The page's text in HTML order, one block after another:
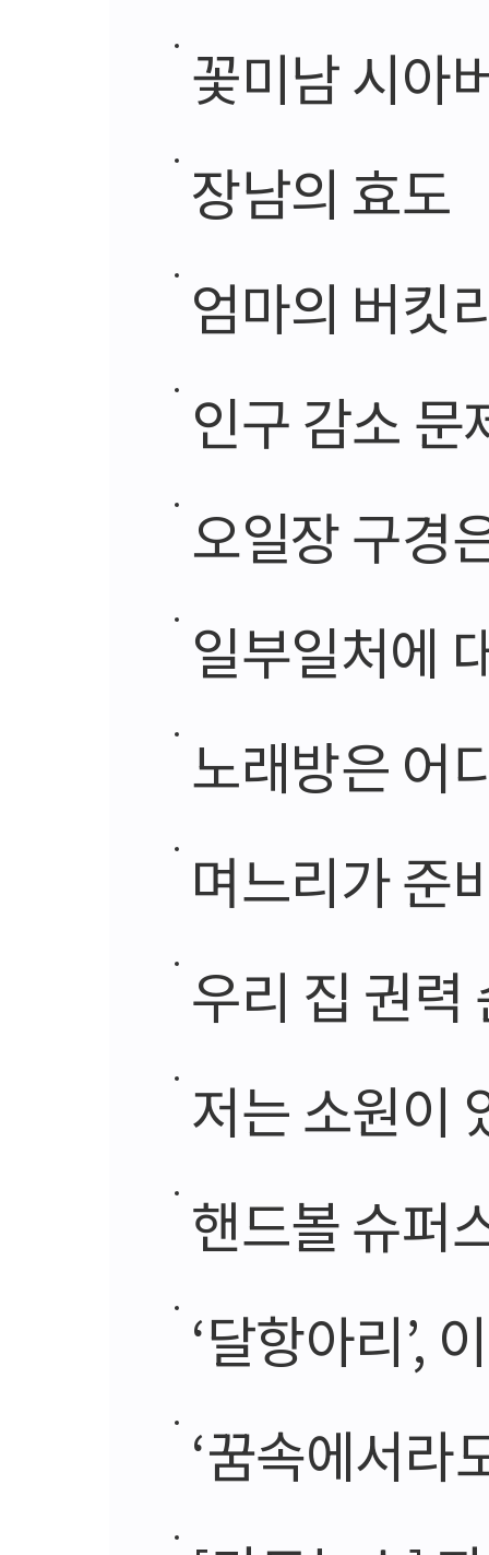
꽃미남 시아
장남의 효도
엄마의 버킷
인구 감소 문
오일장 구경
일부일처에
노래방은 어
며느리가 준
우리 집 권력
저는 소원이
핸드볼 슈퍼
‘달항아리’,
‘꿈속에서라